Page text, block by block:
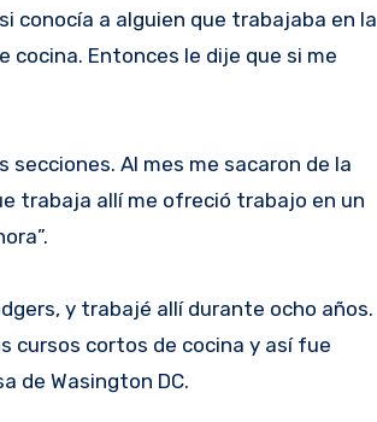
conocía a alguien que trabajaba en la
cocina. Entonces le dije que si me
secciones. Al mes me sacaron de la
trabaja allí me ofreció trabajo en un
y trabajé allí durante ocho años.
cursos cortos de cocina y así fue
de Wasington DC.